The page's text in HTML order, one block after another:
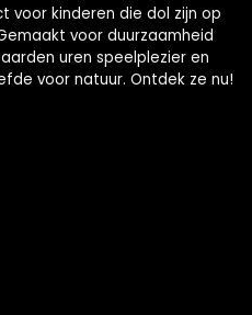
voor kinderen die dol zijn op
voor duurzaamheid
uren speelplezier en
voor natuur. Ontdek ze nu!